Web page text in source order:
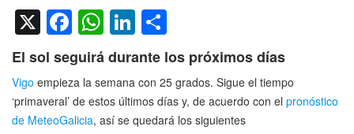
X Facebook
WhatsApp
LinkedIn
El sol seguirá durante los próximos días
Vigo empieza la semana con 25 grados. Sigue el tiempo
‘primaveral’ de estos últimos días y, de acuerdo con el pronóstico
de MeteoGalicia, así se quedará los siguientes